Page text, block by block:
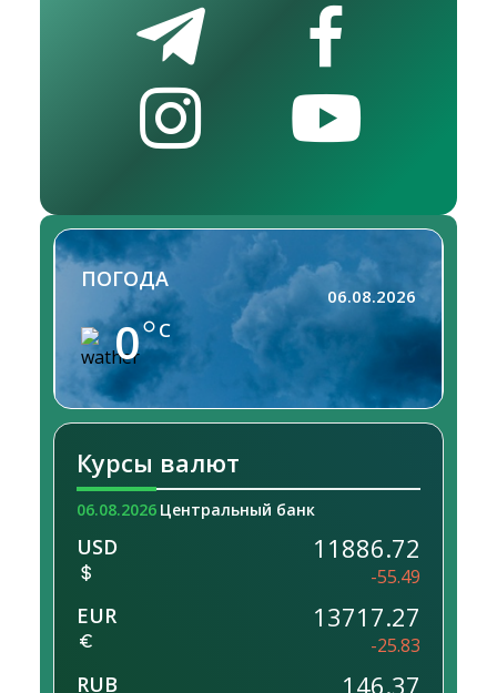
ПОГОДА
0 C
06.08.2026
Курсы валют
06.08.2026 Центральный банк
USD 11886.72
-55.49
EUR 13717.27
-25.83
RUB 146.37